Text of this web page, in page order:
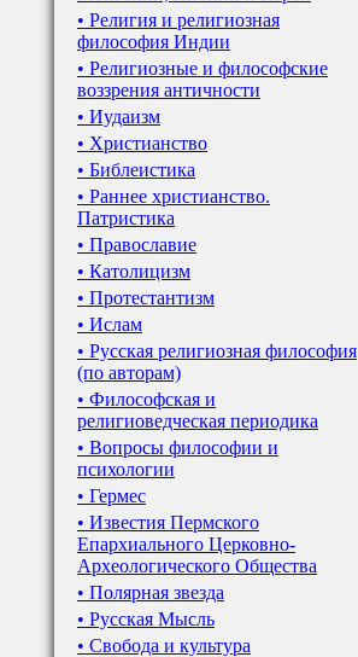
• Религия и религиозная
философия Индии
• Религиозные и философские
воззрения античности
• Иудаизм
• Христианство
• Библеистика
• Раннее христианство.
Патристика
• Православие
• Католицизм
• Протестантизм
• Ислам
• Русская религиозная философия
(по авторам)
• Философская и
религиоведческая периодика
• Вопросы философии и
психологии
• Гермес
• Известия Пермского
Епархиального Церковно-
Археологического Общества
• Полярная звезда
• Русская Мысль
• Свобода и культура